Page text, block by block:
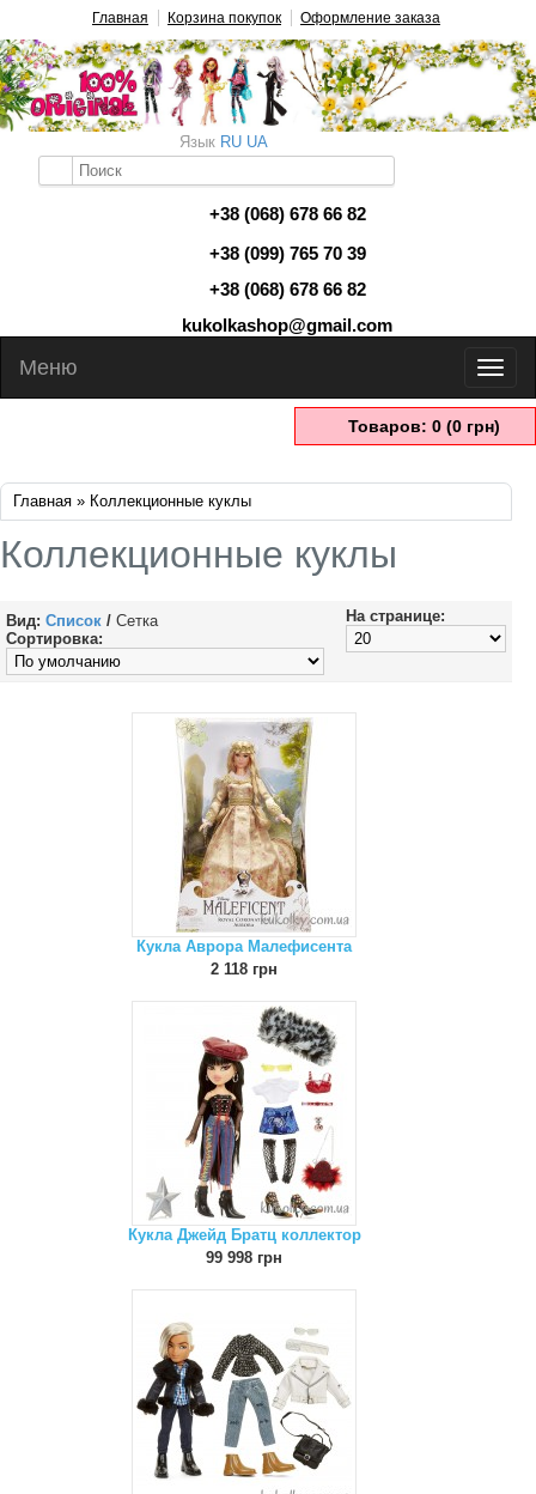
Главная Корзина покупок Оформление заказа
Язык RU UA
Товаров: 0 (0 грн)
+38 (068) 678 66 82
+38 (099) 765 70 39
+38 (068) 678 66 82
kukolkashop@gmail.com
Меню
Главная » Коллекционные куклы
Коллекционные куклы
Вид: Список / Сетка
На странице:
Сортировка:
Кукла Аврора Малефисента
2 118 грн
Кукла Джейд Братц коллектор
99 998 грн